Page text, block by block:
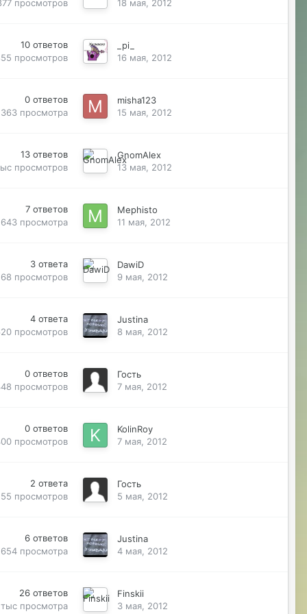
просмотров 18 мая, 2012
10 ответов
просмотров
_pi_
16 мая, 2012
0 ответов
363 просмотра
misha123
15 мая, 2012
13 ответов
просмотров
GnomAlex
13 мая, 2012
7 ответов
643 просмотра
Mephisto
11 мая, 2012
3 ответа
просмотров
DawiD
9 мая, 2012
4 ответа
просмотров
Justina
8 мая, 2012
0 ответов
просмотров
Гость
7 мая, 2012
0 ответов
просмотров
KolinRoy
7 мая, 2012
2 ответа
просмотров
Гость
5 мая, 2012
6 ответов
654 просмотра
Justina
4 мая, 2012
26 ответов
просмотра
Finskii
3 мая, 2012